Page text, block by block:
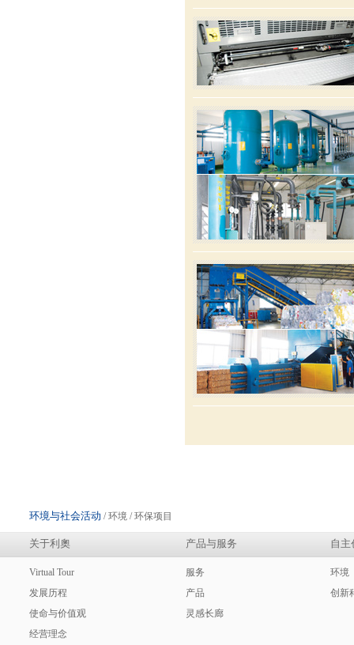
环境与社会活动 / 环境 / 环保项目
关于利奧 产品与服务 自主
Virtual Tour
发展历程
使命与价值观
经营理念
服务
产品
灵感长廊
环境
创新